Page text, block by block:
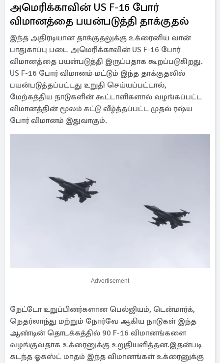
அமெரிக்காவின் US F-16 போர்
விமானத்தை பயன்படுத்தி தாக்குதல்
இந்த அதிரடியான தாக்குதலுக்கு உக்ரைனிய வான்
பாதுகாப்பு படை அமெரிக்காவின் US F-16 போர்
விமானத்தை பயன்படுத்தி இருப்பதாக கூறப்படுகிறது.
US F-16 போர் விமானம் மட்டும் இந்த தாக்குதலில்
பயன்படுத்தப்பட்டது உறுதி செய்யப்பட்டால்,
மேற்கத்திய நாடுகளின் கூட்டாளிகளால் வழங்கப்பட்ட
விமானத்தின் மூலம் சுட்டு வீழ்த்தப்பட்ட முதல் ரஷ்ய
போர் விமானம் இதுவாகும்.
Advertisement
நேட்டோ உறுப்பினர்களான பெல்ஜியம், டென்மார்க்,
நெதர்லாந்து மற்றும் நோர்வே ஆகிய நாடுகள் இந்த
ஆண்டின் தொடக்கத்தில் 90 F-16 விமானங்களை
வழங்குவதாக உக்ரைனுக்கு உறுதியளித்தன.இதன்படி
கடந்த ஓகஸ்ட் மாதம் இந்த விமானங்கள் உக்ரைனுக்கு